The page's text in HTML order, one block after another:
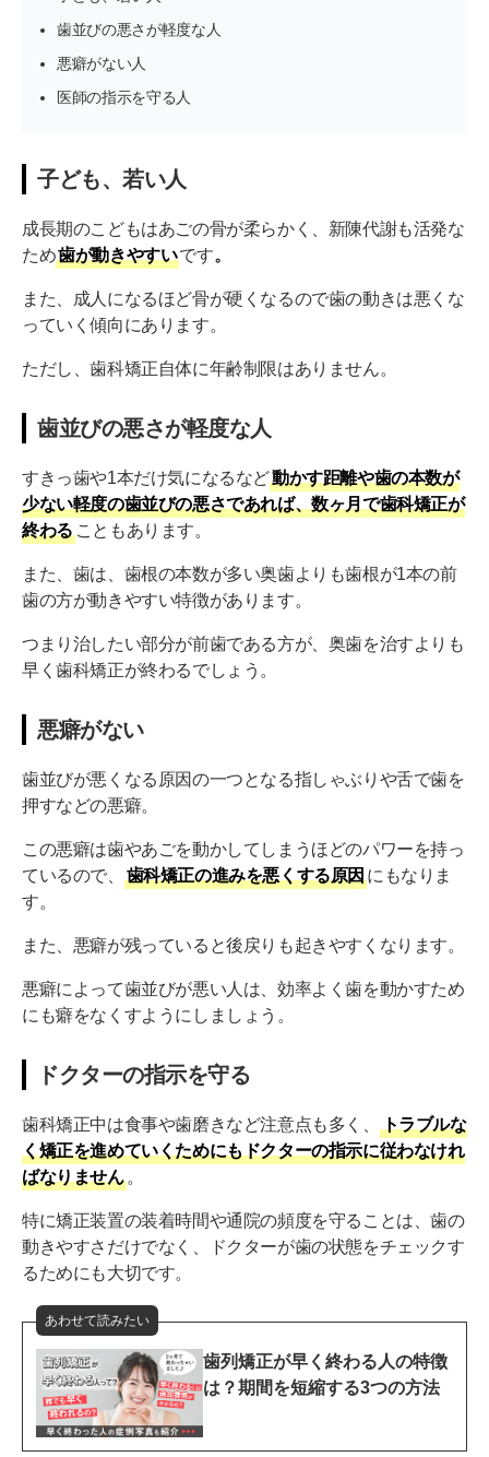
歯並びの悪さが軽度な人
悪癖がない人
医師の指示を守る人
子ども、若い人
成長期のこどもはあごの骨が柔らかく、新陳代謝も活発な
ため歯が動きやすいです。
また、成人になるほど骨が硬くなるので歯の動きは悪くな
っていく傾向にあります。
ただし、歯科矯正自体に年齢制限はありません。
歯並びの悪さが軽度な人
すきっ歯や1本だけ気になるなど動かす距離や歯の本数が
少ない軽度の歯並びの悪さであれば、数ヶ月で歯科矯正が
終わる こともあります。
また、歯は、歯根の本数が多い奥歯よりも歯根が1本の前
歯の方が動きやすい特徴があります。
つまり治したい部分が前歯である方が、奥歯を治すよりも
早く歯科矯正が終わるでしょう。
悪癖がない
歯並びが悪くなる原因の一つとなる指しゃぶりや舌で歯を
押すなどの悪癖。
この悪癖は歯やあごを動かしてしまうほどのパワーを持っ
ているので、
歯科矯正の進みを悪くする原因 にもなりま
す。
また、悪癖が残っていると後戻りも起きやすくなります。
悪癖によって歯並びが悪い人は、効率よく歯を動かすため
にも癖をなくすようにしましょう。
ドクターの指示を守る
歯科矯正中は食事や歯磨きなど注意点も多く、
トラブルな
く矯正を進めていくためにもドクターの指示に従わなけれ
ばなりません 。
特に矯正装置の装着時間や通院の頻度を守ることは、歯の
動きやすさだけでなく、ドクターが歯の状態をチェックす
るためにも大切です。
あわせて読みたい
歯列矯正が早く終わる人の特徴
は？期間を短縮する3つの方法